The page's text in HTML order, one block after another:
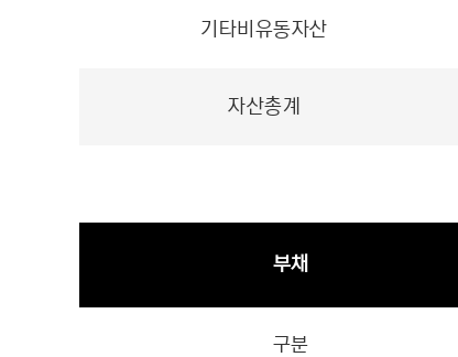
기타비유동자산
자산총계
부채
구분